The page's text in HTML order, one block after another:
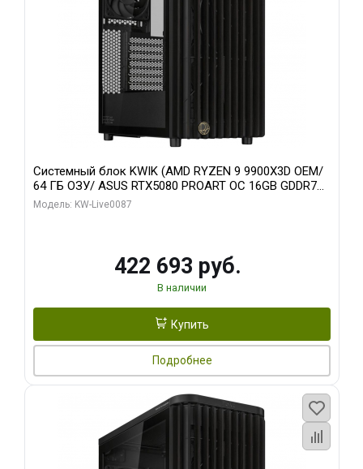
Системный блок KWIK (AMD RYZEN 9 9900X3D OEM/
64 ГБ ОЗУ/ ASUS RTX5080 PROART OC 16GB GDDR7
256bit Type-C DP 2/ 1 ТБ SSD)
Модель: KW-Live0087
422 693 руб.
В наличии
Купить
Подробнее